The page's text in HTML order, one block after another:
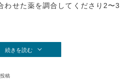
わせた薬を調合してくださり2〜3
続きを読む
稿